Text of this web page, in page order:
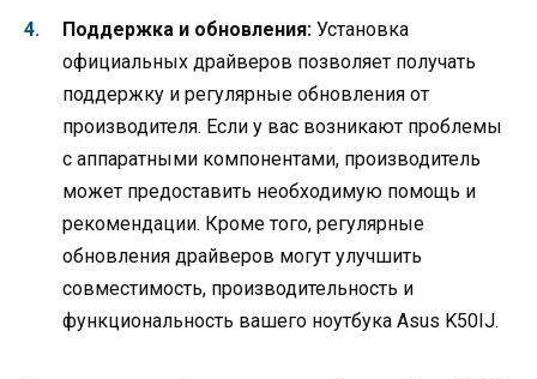
Поддержка и обновления: Установка
официальных драйверов позволяет получать
поддержку и регулярные обновления от
производителя. Если у вас возникают проблемы
с аппаратными компонентами, производитель
может предоставить необходимую помощь и
рекомендации. Кроме того, регулярные
обновления драйверов могут улучшить
совместимость, производительность и
функциональность вашего ноутбука Asus K50IJ.